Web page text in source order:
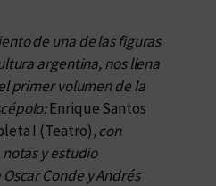
de una de las figuras
argentina, nos llena
primer volumen de la
Enrique Santos
I (Teatro), con
y estudio
Conde y Andrés